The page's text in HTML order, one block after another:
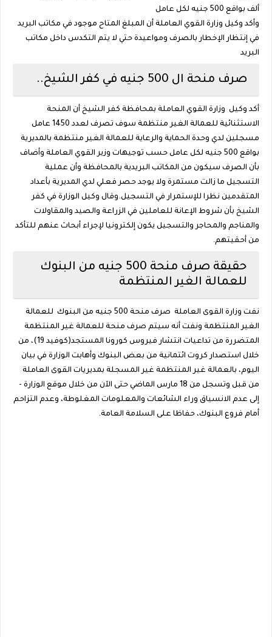
ألف بواقع 500 جنيه لكل عامل
وأكد وكيل وزارة القوي العاملة أن المبلغ المتاح موجود في مكاتب البريد
في إنتظار الإخطار بالصرف ومواعيدة حتي لا يتم التكدس داخل مكاتب
البريد
صرف منحة ال 500 جنيه في كفر الشيخ..
أكد وكيل وزارة القوي العاملة بمحافظة كفر الشيخ أن المنحة
الاستثنائية للعمالة الغير منتظمة سوف تصرف لعدد 1450 عامل
مسجلين لدي وحدة الحماية والرعاية للعمالة الغير منتظمة بالمديرية
بواقع 500 جنيه لكل عامل حسب توجيهات وزير القوي العاملة وأضاف
بأن الصرف سيكون من المكاتب البريدية بالمحافظة وأن عملية
التسجيل ما زالت مستمرة ولا يوجد حصر فعلي لدي المديرية بأعداد
المتقدمين نظرا للإستمرار في التسجيل.وقال وكيل الوزارة في كفر
الشيخ بأن شروط الإعانة للعاملين في الزراعة والصيد والمقاولات
والمناجم والمحاجر والتسجيل يكون إلكترونيا لإجراء أبحاث عنهم للتأكد
من أحقيتهم.
حقيقة صرف منحة 500 جنيه من البنوك
للعمالة الغير المنتظمة
نفت وزارة القوى العاملة صرف منحة 500 جنيه من البنوك للعمالة
الغير المنتظمة ونفت أنه سيتم صرف منحة للعمالة غير المنتظمة
المتضررة من تداعيات انتشار فيروس كورونا المستجد(كوفيد 19)، من
خلال استصدار كروت ائتمانية من بعض البنوك وأهابت الوزارة في بيان
اليوم، بالعمالة غير المنتظمة غير المسجلة بمديريات القوى العاملة
من قبل وتسجل من 18 مارس الماضي حتى الآن من خلال موقع الوزارة -
إلى عدم الانسياق وراء الشائعات والمعلومات المغلوطة، وعدم التزاحم
أمام فروع البنوك، حفاظا على السلامة العامة.